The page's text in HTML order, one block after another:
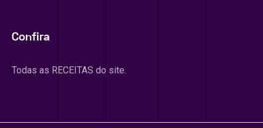
Confira
Todas as RECEITAS do site.